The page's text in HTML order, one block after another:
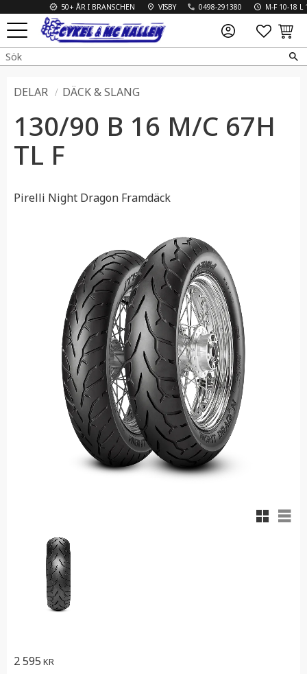
Meny
50+ ÅR I BRANSCHEN VISBY 0498-291380 M-F 10-18 L
DELAR DÄCK & SLANG
130/90 B 16 M/C 67H
TL F
Pirelli Night Dragon ​Framdäck
2 595 KR